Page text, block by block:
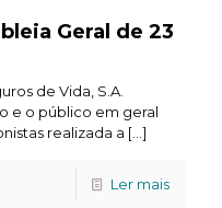
Geral de 23
de Vida, S.A.
e o público em geral
realizada a […]
Ler mais